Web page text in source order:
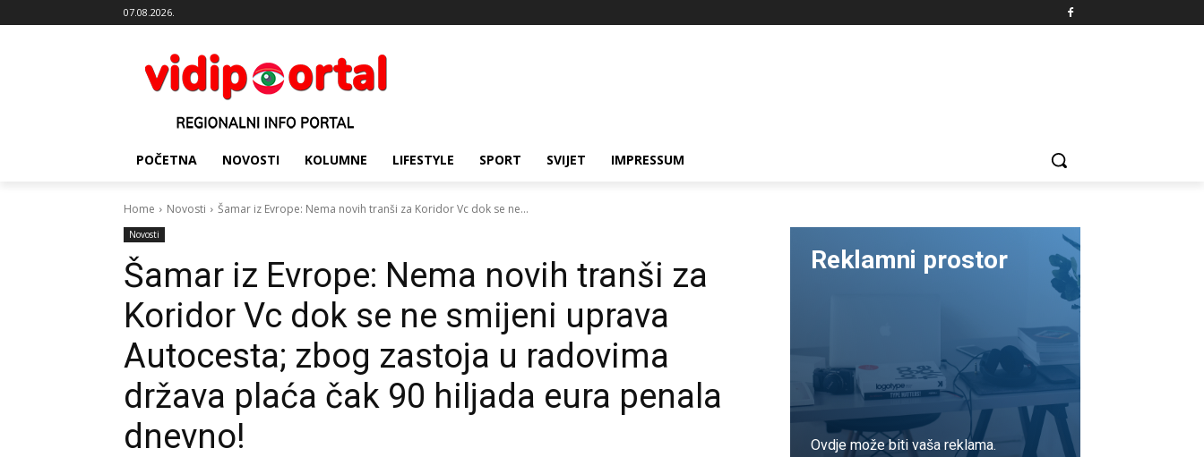
07.08.2026.
POČETNA NOVOSTI KOLUMNE LIFESTYLE SPORT SVIJET IMPRESSUM
Home Novosti Šamar iz Evrope: Nema novih tranši za Koridor Vc dok se ne...
Novosti
Šamar iz Evrope: Nema novih tranši za
Koridor Vc dok se ne smijeni uprava
Autocesta; zbog zastoja u radovima
država plaća čak 90 hiljada eura penala
dnevno!
Reklamni prostor
Ovdje može biti vaša reklama.